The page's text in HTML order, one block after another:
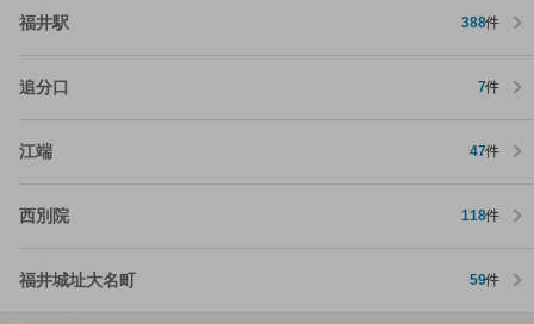
福井駅 388件
追分口 7件
江端 47件
西別院 118件
福井城址大名町 59件